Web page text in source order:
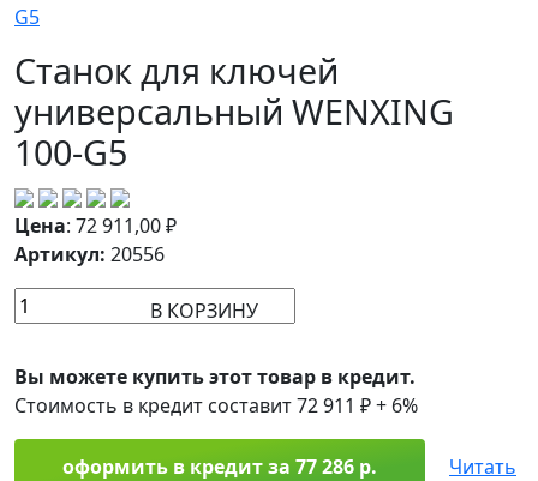
Станок для ключей
универсальный WENXING
100-G5
Цена: 72 911,00₽
Артикул: 20556
В КОРЗИНУ
Вы можете купить этот товар в кредит.
Стоимость в кредит составит 72 911 ₽ + 6%
оформить в кредит за 77 286 р.
Читать